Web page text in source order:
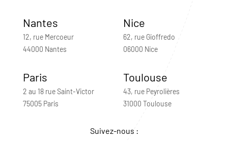
Nantes
12, rue Mercoeur
44000 Nantes
Nice
62, rue Gioffredo
06000 Nice
Paris
2 au 18 rue Saint-Victor
75005 Paris
Toulouse
43, rue Peyrolières
31000 Toulouse
Suivez-nous :